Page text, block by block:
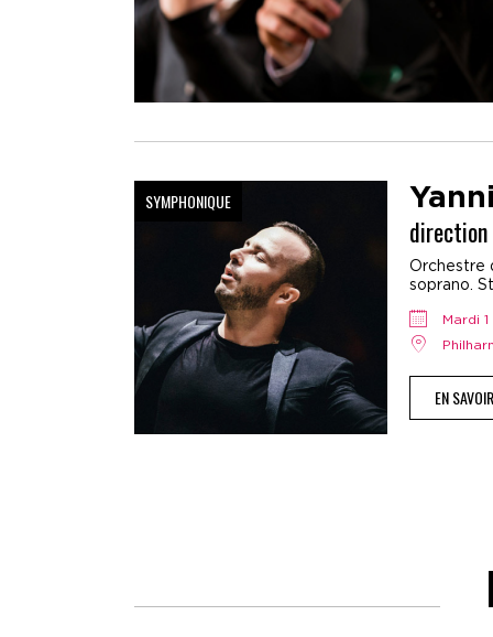
SYMPHONIQUE
direction
Orchestre
soprano.
EN